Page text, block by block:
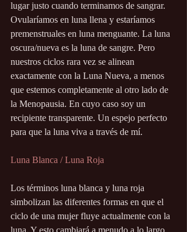
lugar justo cuando terminamos de sangrar.
Ovularíamos en luna llena y estaríamos
premenstruales en luna menguante. La luna
oscura/nueva es la luna de sangre. Pero
nuestros ciclos rara vez se alinean
exactamente con la Luna Nueva, a menos
que estemos completamente al otro lado de
la Menopausia. En cuyo caso soy un
recipiente transparente. Un espejo perfecto
para que la luna viva a través de mí.
Luna Blanca / Luna Roja
Los términos luna blanca y luna roja
simbolizan las diferentes formas en que el
ciclo de una mujer fluye actualmente con la
luna. Y esto cambiará a menudo a lo largo